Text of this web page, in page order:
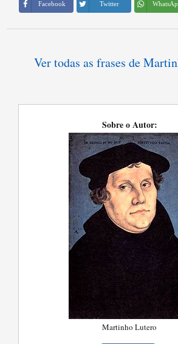
Facebook Twitter
Ver todas as frases de
Sobre o Autor:
Martinho Lutero